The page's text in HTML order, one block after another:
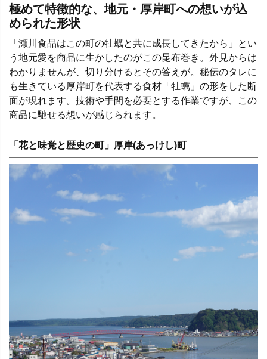
極めて特徴的な、地元・厚岸町への想いが込
められた形状
「瀬川食品はこの町の牡蠣と共に成長してきたから」とい
う地元愛を商品に生かしたのがこの昆布巻き。外見からは
わかりませんが、切り分けるとその答えが。秘伝のタレに
も生きている厚岸町を代表する食材「牡蠣」の形をした断
面が現れます。技術や手間を必要とする作業ですが、この
商品に馳せる想いが感じられます。
「花と味覚と歴史の町」厚岸(あっけし)町